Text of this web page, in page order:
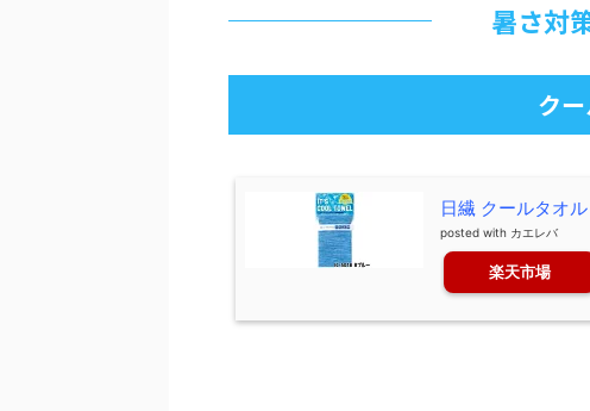
暑さ対
ク
日繊 クールタオ
posted with カエレバ
楽天市場